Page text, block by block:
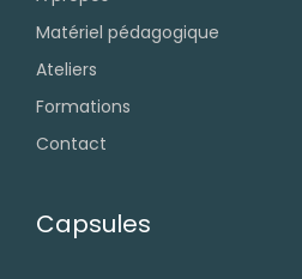
Matériel pédagogique
Ateliers
Formations
Contact
Capsules